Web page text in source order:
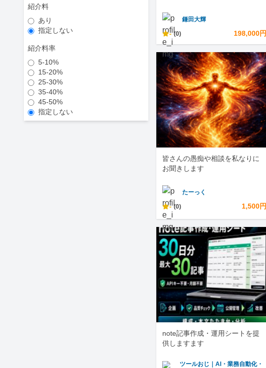
紹介料
あり
指定しない
紹介料率
5-10%
15-20%
25-30%
35-40%
45-50%
指定しない
鎌田大輝
- (0) 198,000円
皆さんの愚痴や相談を私なりに
お聞きします
たーっく
- (0) 1,500円
note記事作成・運用シートを提
供しますます
ツールおじ｜AI・業務自動化・